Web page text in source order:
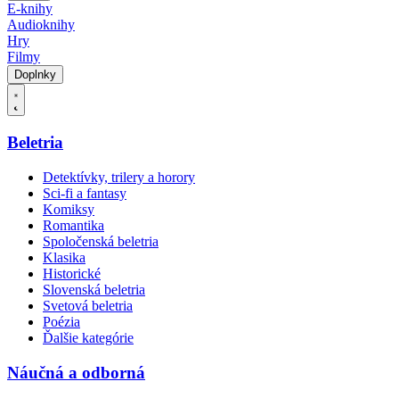
E-knihy
Audioknihy
Hry
Filmy
Doplnky
Beletria
Detektívky, trilery a horory
Sci-fi a fantasy
Komiksy
Romantika
Spoločenská beletria
Klasika
Historické
Slovenská beletria
Svetová beletria
Poézia
Ďalšie kategórie
Náučná a odborná